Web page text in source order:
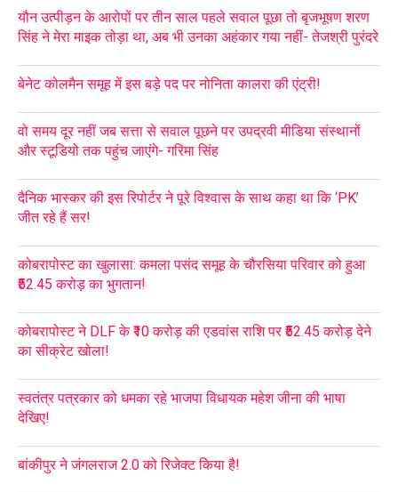
यौन उत्पीड़न के आरोपों पर तीन साल पहले सवाल पूछा तो बृजभूषण शरण
सिंह ने मेरा माइक तोड़ा था, अब भी उनका अहंकार गया नहीं- तेजश्री पुरंदरे
बेनेट कोलमैन समूह में इस बड़े पद पर नोनिता कालरा की एंट्री!
वो समय दूर नहीं जब सत्ता से सवाल पूछने पर उपद्रवी मीडिया संस्थानों
और स्टूडियो तक पहुंच जाएंगे- गरिमा सिंह
दैनिक भास्कर की इस रिपोर्टर ने पूरे विश्वास के साथ कहा था कि ‘PK’
जीत रहे हैं सर!
कोबरापोस्ट का खुलासा: कमला पसंद समूह के चौरसिया परिवार को हुआ
₹52.45 करोड़ का भुगतान!
कोबरापोस्ट ने DLF के ₹10 करोड़ की एडवांस राशि पर ₹52.45 करोड़ देने
का सीक्रेट खोला!
स्वतंत्र पत्रकार को धमका रहे भाजपा विधायक महेश जीना की भाषा
देखिए!
बांकीपुर ने जंगलराज 2.0 को रिजेक्ट किया है!